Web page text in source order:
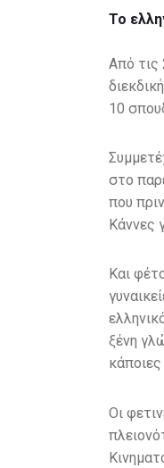
Το
Από τις
10
στο
που
Κάννες
Και
ξένη
Οι